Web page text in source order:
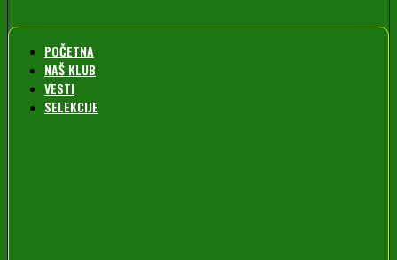
POČETNA
NAŠ KLUB
VESTI
SELEKCIJE